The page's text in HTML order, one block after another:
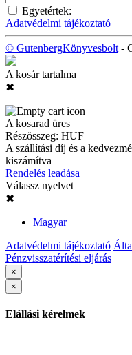
Egyetértek:
Adatvédelmi tájékoztató
© GutenbergKönyvesbolt -
A kosár tartalma
✖
A kosarad üres
Részösszeg: HUF
A szállítási díj és a
kiszámítva
Rendelés leadása
Válassz nyelvet
✖
Magyar
Adatvédelmi tájékoztató
Pénzvisszatérítési eljárás
×
×
Elállási kérelmek